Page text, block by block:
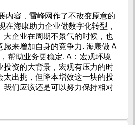
内容，雷峰网作了不改变原意的
在海康助力企业做数字化转型，
大企业在周期不景气的时候，也
愿来增加自身的竞争力. 海康做 A
帮助业务更稳定. A：宏观环境
投资的大背景，宏观有压力的时
太出挑，但降本增效这一块的投
我们应该还是可以努力保持相对